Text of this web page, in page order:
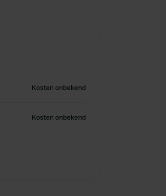
Kosten onbekend
Kosten onbekend